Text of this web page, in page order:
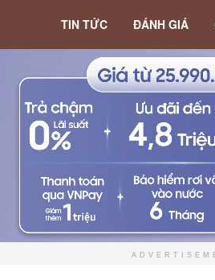
TIN TỨC ĐÁNH GIÁ